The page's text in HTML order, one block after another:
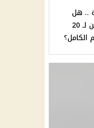
.. هل
يصل سعر لتر البنزين لـ 20
الكامل؟